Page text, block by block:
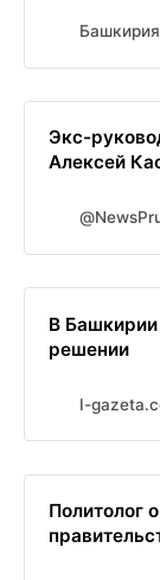
Экс-
Алексей
В
решении
I-
Политолог